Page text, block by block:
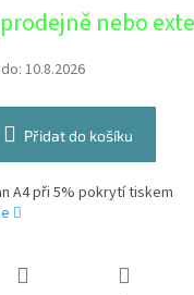
nebo
10.8.2026
Přidat do košíku
A4 při 5% pokrytí tiskem